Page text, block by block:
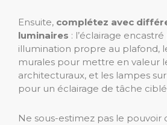
Ensuite, complétez avec
luminaires : l’éclairage
illumination propre au plafond,
murales pour mettre en valeur
architecturaux, et les lampes
pour un éclairage de tâche
Ne sous-estimez pas le pouvoir